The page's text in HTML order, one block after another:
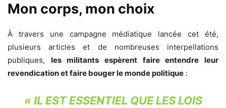
Mon corps, mon choix
À travers une campagne médiatique lancée cet été,
plusieurs articles et de nombreuses interpellations
publiques, les militants espèrent faire entendre leur
revendication et faire bouger le monde politique :
« IL EST ESSENTIEL QUE LES LOIS